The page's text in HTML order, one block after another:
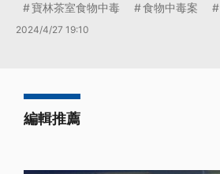
寶林茶室食物中毒 食物中毒案
2024/4/27 19:10
編輯推薦